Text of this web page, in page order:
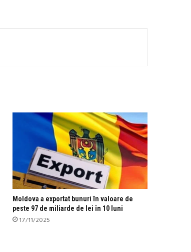
Moldova a exportat bunuri în valoare de
peste 97 de miliarde de lei în 10 luni
17/11/2025